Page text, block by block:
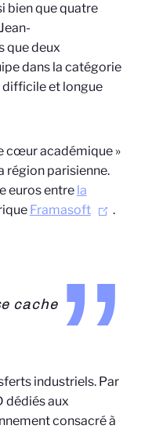
bien que quatre
que deux
dans la catégorie
difficile et longue
cœur académique »
région parisienne.
euros entre la
Framasoft .
cache
industriels. Par
dédiés aux
consacré à